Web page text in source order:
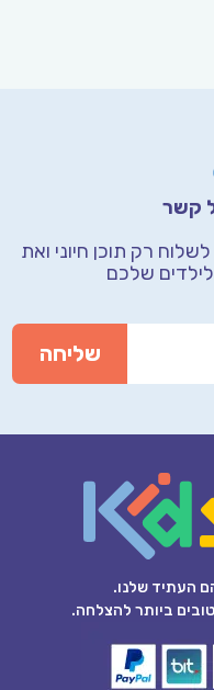
קשר
רק תוכן חיוני ואת
לילדים שלכם
העתיד שלנו.
ביותר להצלחה.